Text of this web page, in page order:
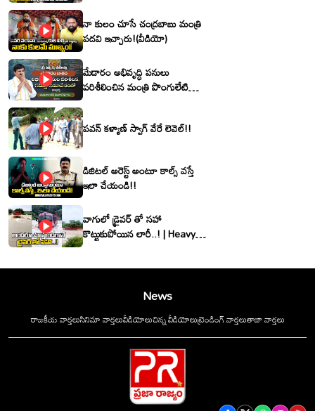
నా కులం చూసే చంద్రబాబు మంత్రి
పదవి ఇచ్చారు!(వీడియో)
మేడారం అభివృద్ధి పనులు
పరిశీలించిన మంత్రి పొంగులేటి
పవన్ కళ్యాణ్ స్వాగ్ వేరే లెవెల్!!
డిజిటల్ అరెస్ట్ అంటూ కాల్స్ వస్తే
ఇలా చేయండి!!
వాగులో డ్రైవర్ తో సహా
కొట్టుకుపోయిన లారీ..! | Heavy
News
రాజకీయ వార్తలుసినిమా వార్తలువీడియోలుచిన్న వీడియోలుట్రెండింగ్ వార్తలుతాజా వార్తలు